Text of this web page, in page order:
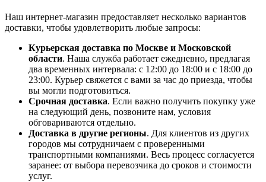
Наш интернет-магазин предоставляет несколько вариантов
доставки, чтобы удовлетворить любые запросы:
Курьерская доставка по Москве и Московской
области. Наша служба работает ежедневно, предлагая
два временных интервала: с 12:00 до 18:00 и с 18:00 до
23:00. Курьер свяжется с вами за час до приезда, чтобы
вы могли подготовиться.
Срочная доставка. Если важно получить покупку уже
на следующий день, позвоните нам, условия
обговариваются отдельно.
Доставка в другие регионы. Для клиентов из других
городов мы сотрудничаем с проверенными
транспортными компаниями. Весь процесс согласуется
заранее: от выбора перевозчика до сроков и стоимости
услуг.